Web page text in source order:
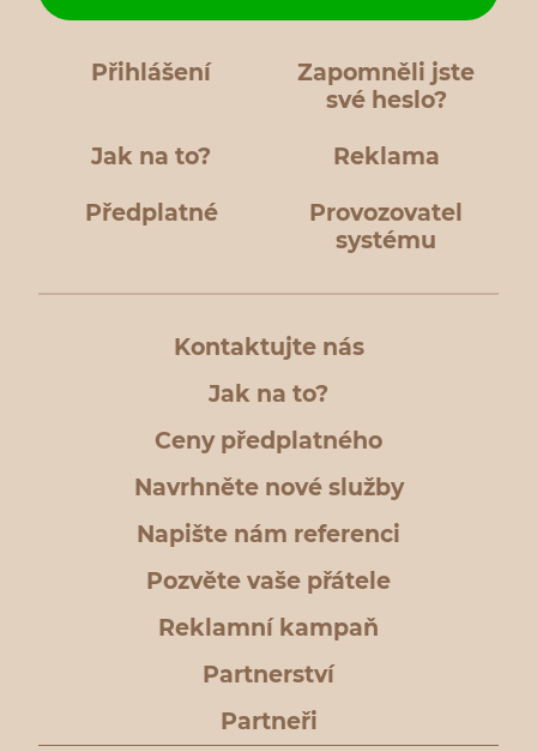
Přihlášení
Zapomněli jste
své heslo?
Jak na to? Reklama
Předplatné
Provozovatel
systému
Kontaktujte nás
Jak na to?
Ceny předplatného
Navrhněte nové služby
Napište nám referenci
Pozvěte vaše přátele
Reklamní kampaň
Partnerství
Partneři